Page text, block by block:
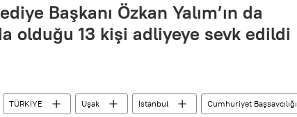
Başkanı Özkan Yalım’ın da
olduğu 13 kişi adliyeye sevk edildi
TÜRKİYE Uşak İstanbul Cumhuriyet Başsavcılığı